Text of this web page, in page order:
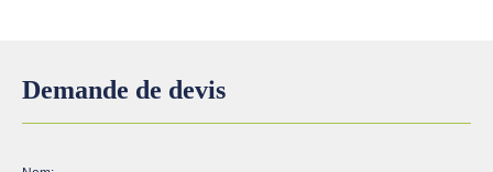
Demande de devis